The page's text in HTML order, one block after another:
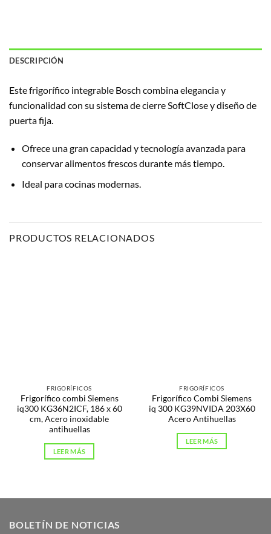
DESCRIPCIÓN
Este frigorífico integrable Bosch combina elegancia y
funcionalidad con su sistema de cierre SoftClose y diseño de
puerta fija.
Ofrece una gran capacidad y tecnología avanzada para
conservar alimentos frescos durante más tiempo.
Ideal para cocinas modernas.
PRODUCTOS RELACIONADOS
FRIGORÍFICOS
Frigorífico combi Siemens
iq300 KG36N2ICF, 186 x 60
cm, Acero inoxidable
antihuellas
LEER MÁS
FRIGORÍFICOS
Frigorífico Combi Siemens
iq 300 KG39NVIDA 203X60
Acero Antihuellas
LEER MÁS
BOLETÍN DE NOTICIAS